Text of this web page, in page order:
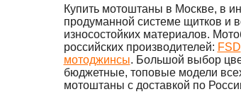
Купить мотоштаны в Москве, в
продуманной системе щитков и
износостойких материалов.
российских производителей: FSD
мотоджинсы. Большой выбор
бюджетные, топовые модели
мотоштаны с доставкой по